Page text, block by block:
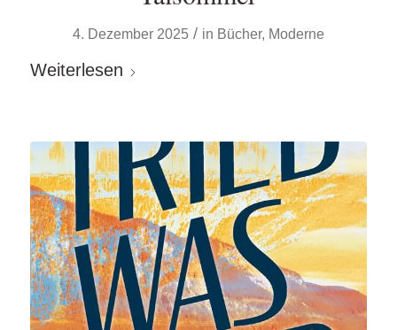
4. Dezember 2025 / in Bücher, Moderne
Weiterlesen